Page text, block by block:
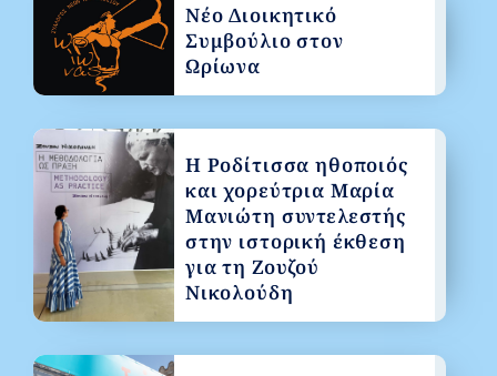
Νέο Διοικητικό
Συμβούλιο στον
Ωρίωνα
Η Ροδίτισσα ηθοποιός
και χορεύτρια Μαρία
Μανιώτη συντελεστής
στην ιστορική έκθεση
για τη Ζουζού
Νικολούδη